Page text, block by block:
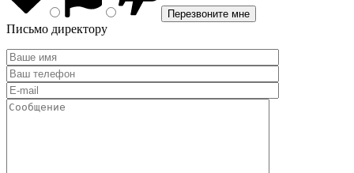
Письмо директору